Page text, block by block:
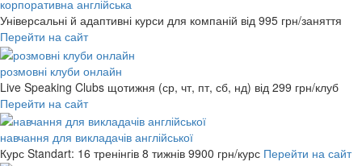
корпоративна англійська
Універсальні й адаптивні курси для компаній від 995 грн/заняття
Перейти на сайт
розмовні клуби онлайн
Live Speaking Clubs щотижня (ср, чт, пт, сб, нд) від 299 грн/клуб
Перейти на сайт
навчання для викладачів англійської
Курс Standart: 16 тренінгів 8 тижнів 9900 грн/курс Перейти на сайт